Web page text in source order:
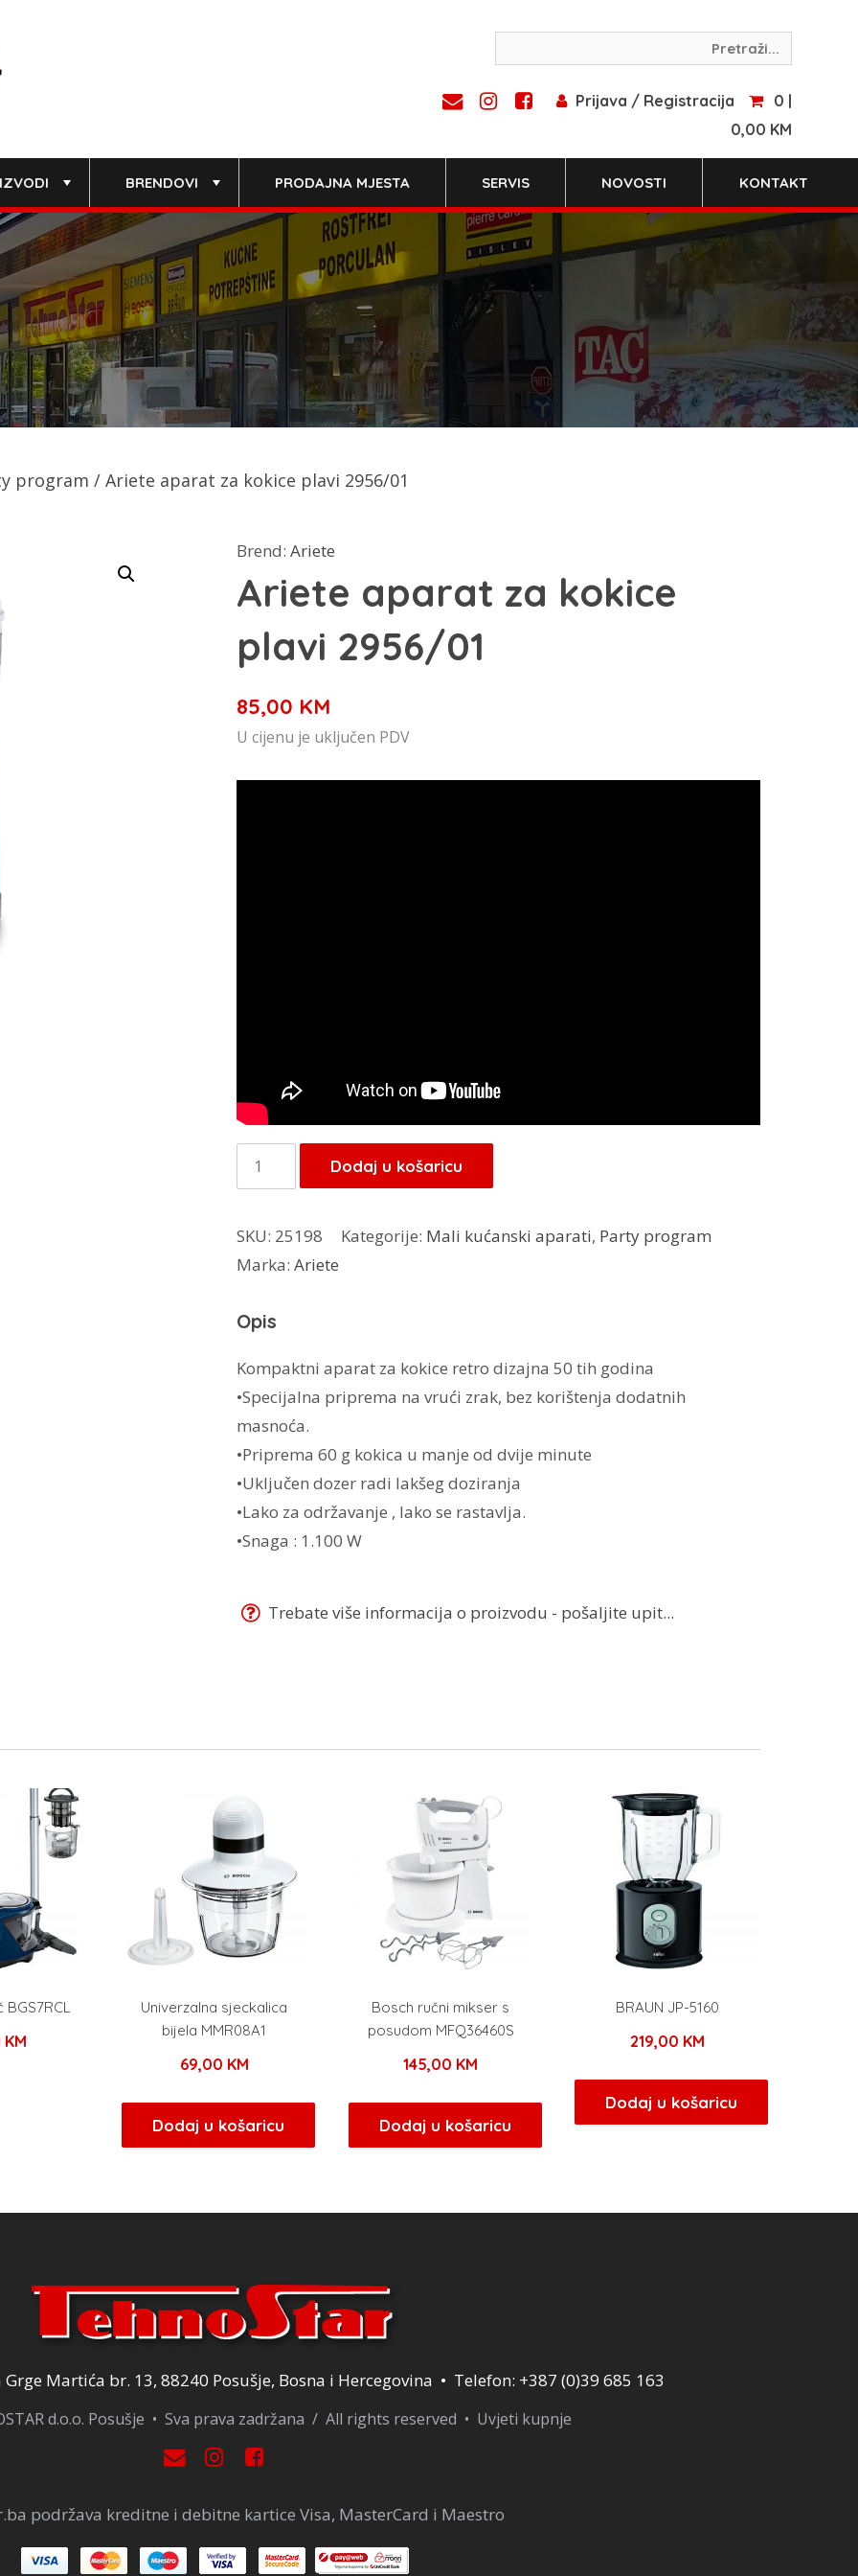
Prijava / Registracija
0 |
0,00 KM
BRENDOVI PRODAJNA MJESTA SERVIS NOVOSTI KONTAKT
program / Ariete aparat za kokice plavi 2956/01
Brend: Ariete
Ariete aparat za kokice
plavi 2956/01
85,00 KM
U cijenu je uključen PDV
Ariete
aparat
kokice
plavi
količina
Dodaj u košaricu
SKU: 25198 Kategorije: Mali kućanski aparati, Party program
Marka: Ariete
Opis
Kompaktni aparat za kokice retro dizajna 50 tih godina
•Specijalna priprema na vrući zrak, bez korištenja dodatnih
masnoća.
•Priprema 60 g kokica u manje od dvije minute
•Uključen dozer radi lakšeg doziranja
•Lako za održavanje , lako se rastavlja.
•Snaga : 1.100 W
Trebate više informacija o proizvodu - pošaljite upit...
KM
Univerzalna sjeckalica
bijela MMR08A1
69,00 KM
Dodaj u košaricu
Bosch ručni mikser s
posudom MFQ36460S
145,00 KM
Dodaj u košaricu
BRAUN JP-5160
219,00 KM
Dodaj u košaricu
Grge Martića br. 13, 88240 Posušje, Bosna i Hercegovina • Telefon: +387 (0)39 685 163
d.o.o. Posušje • Sva prava zadržana / All rights reserved • Uvjeti kupnje
podržava kreditne i debitne kartice Visa, MasterCard i Maestro